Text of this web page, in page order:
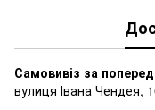
Самовивіз за
вулиця Івана Чендея,